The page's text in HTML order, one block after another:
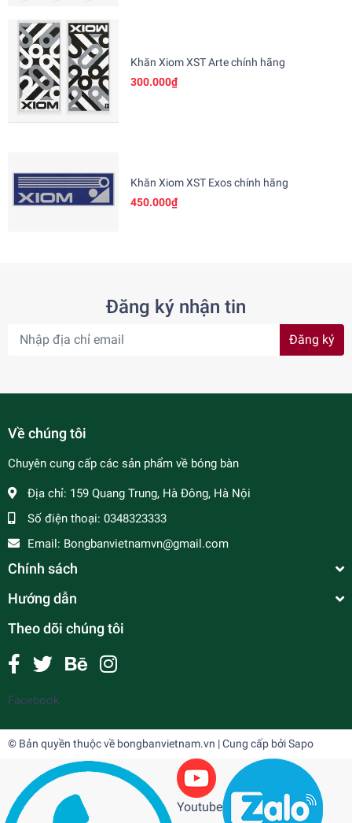
Khăn Xiom XST Arte chính hãng
300.000₫
Khăn Xiom XST Exos chính hãng
450.000₫
Đăng ký nhận tin
Đăng ký
Về chúng tôi
Chuyên cung cấp các sản phẩm về bóng bàn
Địa chỉ: 159 Quang Trung, Hà Đông, Hà Nội
Số điện thoại: 0348323333
Email: Bongbanvietnamvn@gmail.com
Chính sách
Hướng dẫn
Theo dõi chúng tôi
Facebook
© Bản quyền thuộc về bongbanvietnam.vn | Cung cấp bởiSapo
Youtube